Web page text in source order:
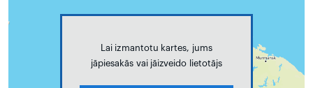
Lai izmantotu kartes, jums
jāpiesakās vai jāizveido lietotājs